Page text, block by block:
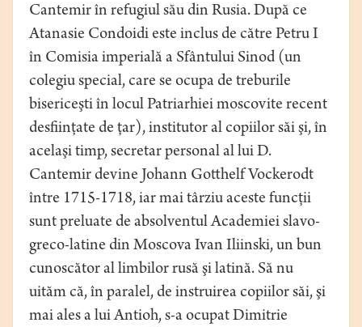
Cantemir în refugiul său din Rusia. După ce
Atanasie Condoidi este inclus de către Petru I
în Comisia imperială a Sfântului Sinod (un
colegiu special, care se ocupa de treburile
bisericeşti în locul Patriarhiei moscovite recent
desfiinţate de ţar), institutor al copiilor săi şi, în
acelaşi timp, secretar personal al lui D.
Cantemir devine Johann Gotthelf Vockerodt
între 1715-1718, iar mai târziu aceste funcţii
sunt preluate de absolventul Academiei slavo-
greco-latine din Moscova Ivan Iliinski, un bun
cunoscător al limbilor rusă şi latină. Să nu
uităm că, în paralel, de instruirea copiilor săi, şi
mai ales a lui Antioh, s-a ocupat Dimitrie